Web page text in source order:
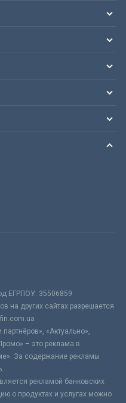
ЕГРПОУ: 35506859
на других сайтах разрешается
«Актуально»,
– это реклама в
За содержание рекламы
рекламой банковских
о продуктах и услугах можно